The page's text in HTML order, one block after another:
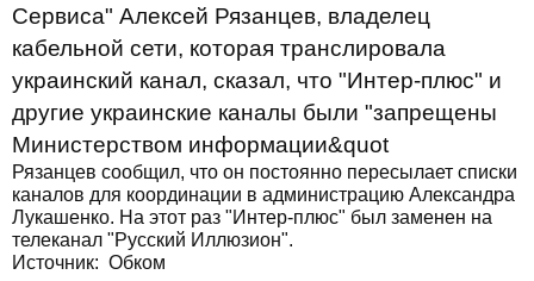
Сервиса" Алексей Рязанцев, владелец
кабельной сети, которая транслировала
украинский канал, сказал, что "Интер-плюс" и
другие украинские каналы были "запрещены
Министерством информации&quot
Рязанцев сообщил, что он постоянно пересылает списки
каналов для координации в администрацию Александра
Лукашенко. На этот раз "Интер-плюс" был заменен на
телеканал "Русский Иллюзион".
Источник: Обком